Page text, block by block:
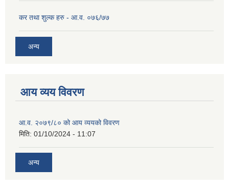
कर तथा शुल्क हरु - आ.व. ०७६/७७
अन्य
आय व्यय विवरण
आ.व. २०७९/८० को आय व्ययको विवरण
मिति: 01/10/2024 - 11:07
अन्य